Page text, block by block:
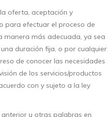
oferta, aceptación y
para efectuar el proceso de
manera más adecuada, ya sea
duración fija, o por cualquier
de conocer las necesidades
de los servicios/productos
con y sujeto a la ley
u otras palabras en